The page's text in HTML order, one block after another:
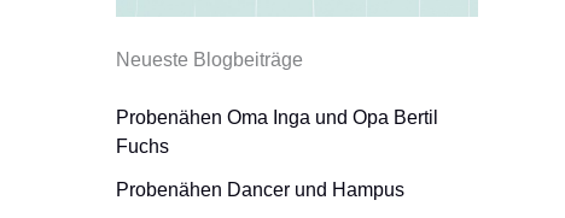
Neueste Blogbeiträge
Probenähen Oma Inga und Opa Bertil
Fuchs
Probenähen Dancer und Hampus